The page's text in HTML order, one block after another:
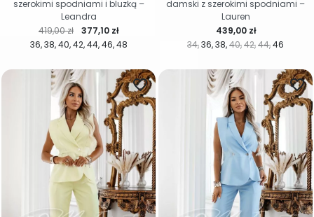
36 38 40 42 44 46 48
Cena regularna
419,00 zł Cena
377,10 zł
szerokimi spodniami i bluzką –
Leandra
34 36 38 40 42 44 46
Cena
439,00 zł
damski z szerokimi spodniami –
Lauren
favorite_border favorite_border